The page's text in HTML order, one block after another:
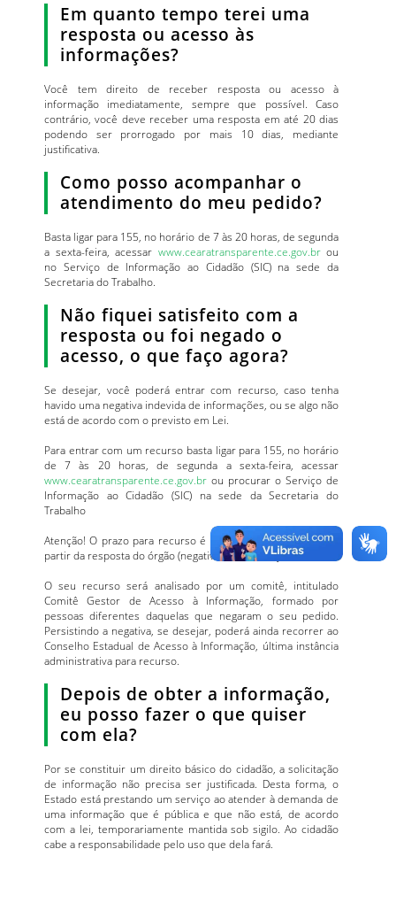
Em quanto tempo terei uma
resposta ou acesso às
informações?
Você tem direito de receber resposta ou acesso à
informação imediatamente, sempre que possível. Caso
contrário, você deve receber uma resposta em até 20 dias
podendo ser prorrogado por mais 10 dias, mediante
justificativa.
Como posso acompanhar o
atendimento do meu pedido?
Basta ligar para 155, no horário de 7 às 20 horas, de segunda
a sexta-feira, acessar www.cearatransparente.ce.gov.brou
no Serviço de Informação ao Cidadão (SIC) na sede da
Secretaria do Trabalho.
Não fiquei satisfeito com a
resposta ou foi negado o
acesso, o que faço agora?
Se desejar, você poderá entrar com recurso, caso tenha
havido uma negativa indevida de informações, ou se algo não
está de acordo com o previsto em Lei.
Para entrar com um recurso basta ligar para 155, no horário
de 7 às 20 horas, de segunda a sexta-feira, acessar
www.cearatransparente.ce.gov.br ou procurar o Serviço de
Informação ao Cidadão (SIC) na sede da Secretaria do
Trabalho
Atenção! O prazo para recurso é de até 10 dias contados a
partir da resposta do órgão (negativa da informação).
O seu recurso será analisado por um comitê, intitulado
Comitê Gestor de Acesso à Informação, formado por
pessoas diferentes daquelas que negaram o seu pedido.
Persistindo a negativa, se desejar, poderá ainda recorrer ao
Conselho Estadual de Acesso à Informação, última instância
administrativa para recurso.
Depois de obter a informação,
eu posso fazer o que quiser
com ela?
Por se constituir um direito básico do cidadão, a solicitação
de informação não precisa ser justificada. Desta forma, o
Estado está prestando um serviço ao atender à demanda de
uma informação que é pública e que não está, de acordo
com a lei, temporariamente mantida sob sigilo. Ao cidadão
cabe a responsabilidade pelo uso que dela fará.